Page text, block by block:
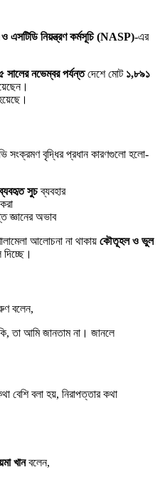
এসটিডি নিয়ন্ত্রণ কর্মসূচি (NASP)-এর
নভেম্বর পর্যন্তদেশে মোট ১,৮৯১
সংক্রমণ বৃদ্ধির প্রধান কারণগুলো হলো-
সুচব্যবহার
জ্ঞানের অভাব
আলোচনা না থাকায় কৌতূহল ও ভুল
বলেন,
তা আমি জানতাম না। জানলে
বেশি বলা হয়, নিরাপত্তার কথা
খানবলেন,